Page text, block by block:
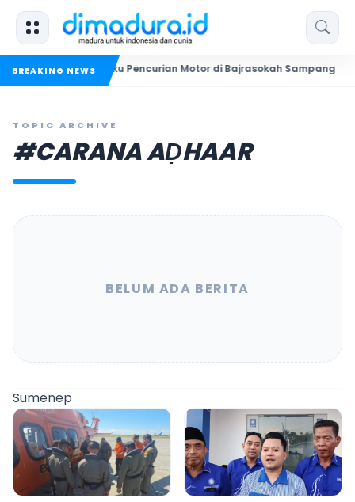
BREAKING NEWS
Dua Pelaku Pencurian Motor di Bajrasokah Sampang
TOPIC ARCHIVE
#CARANA AḌHAAR
BELUM ADA BERITA
Sumenep